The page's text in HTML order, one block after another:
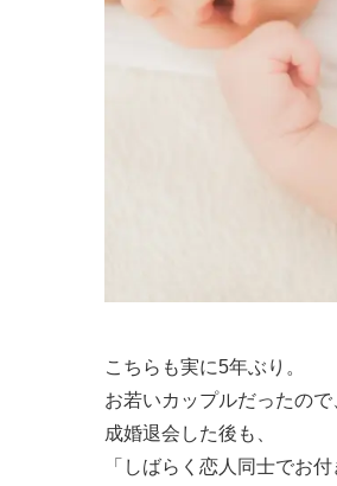
こちらも実に5年ぶり。
お若いカップルだったので
成婚退会した後も、
「しばらく恋人同士でお